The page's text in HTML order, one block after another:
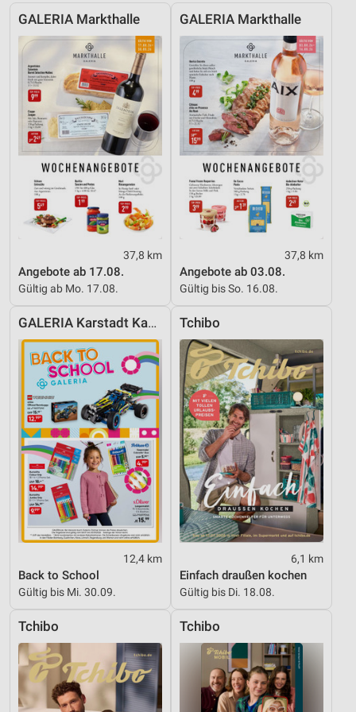
GALERIA Markthalle
37,8 km
Angebote ab 17.08.
Gültig ab Mo. 17.08.
GALERIA Markthalle
37,8 km
Angebote ab 03.08.
Gültig bis So. 16.08.
GALERIA Karstadt Kaufhof
12,4 km
Back to School
Gültig bis Mi. 30.09.
Tchibo
6,1 km
Einfach draußen kochen
Gültig bis Di. 18.08.
Tchibo Tchibo
Erstellung von Profilen zur Personalisierung
von Inhalten
Verwendung von Profilen zur Auswahl
personalisierter Inhalte
Messung der Werbeleistung
Messung der Performance von Inhalten
Analyse von Zielgruppen durch Statistiken oder
Kombinationen von Daten aus verschiedenen
Quellen
Verwendung reduzierter Daten zur Auswahl von
Inhalten
Verwendung genauer Standortdaten
Geräte anhand von aktiv angeforderten
Informationen identifizieren
Nicht-IAB-Verarbeitungszwecke:
Notwendig
Performance
Funktional
Werbung